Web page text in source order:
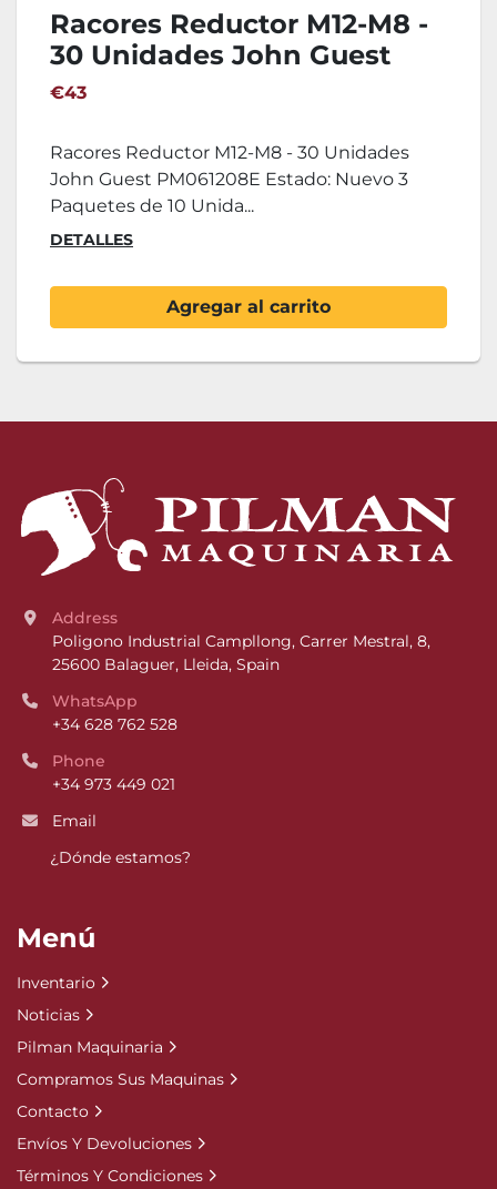
Racores Reductor M12-M8 -
30 Unidades John Guest
PM061208E
€43
Racores Reductor M12-M8 - 30 Unidades
John Guest PM061208E Estado: Nuevo 3
Paquetes de 10 Unida...
DETALLES
Agregar al carrito
Address
Poligono Industrial Campllong, Carrer Mestral, 8,
25600 Balaguer, Lleida, Spain
WhatsApp
+34 628 762 528
Phone
+34 973 449 021
Email
¿Dónde estamos?
Menú
Inventario
Noticias
Pilman Maquinaria
Compramos Sus Maquinas
Contacto
Envíos Y Devoluciones
Términos Y Condiciones